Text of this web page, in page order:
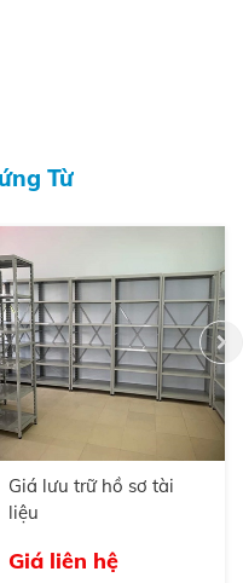
Từ
Giá lưu trữ hồ sơ tài
liệu
Giá liên hệ